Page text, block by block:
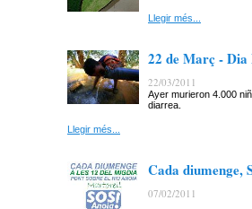
Llegir més...
22 de Març -
22/03/2011
Ayer murieron 4.000
diarrea.
Llegir més...
Cada diumenge,
07/02/2011